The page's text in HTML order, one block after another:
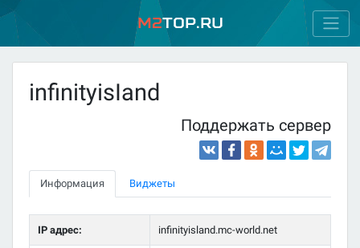
M2Top.ru
infinityisIand
Поддержать сервер
Информация Виджеты
IP адрес: infinityisland.mc-world.net